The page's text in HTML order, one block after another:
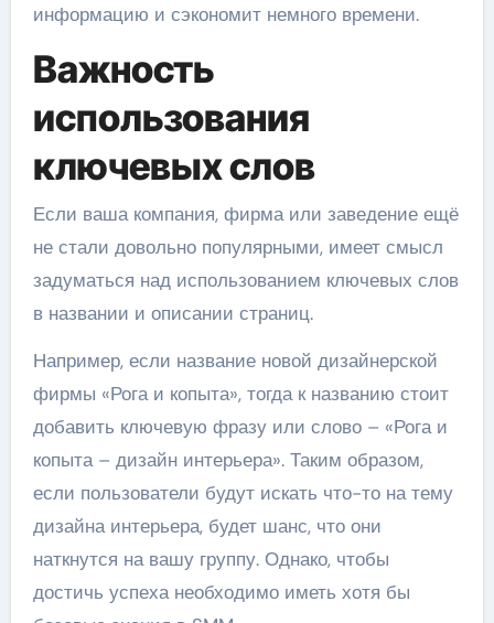
информацию и сэкономит немного времени.
Важность
использования
ключевых слов
Если ваша компания, фирма или заведение ещё
не стали довольно популярными, имеет смысл
задуматься над использованием ключевых слов
в названии и описании страниц.
Например, если название новой дизайнерской
фирмы «Рога и копыта», тогда к названию стоит
добавить ключевую фразу или слово – «Рога и
копыта – дизайн интерьера». Таким образом,
если пользователи будут искать что-то на тему
дизайна интерьера, будет шанс, что они
наткнутся на вашу группу. Однако, чтобы
достичь успеха необходимо иметь хотя бы